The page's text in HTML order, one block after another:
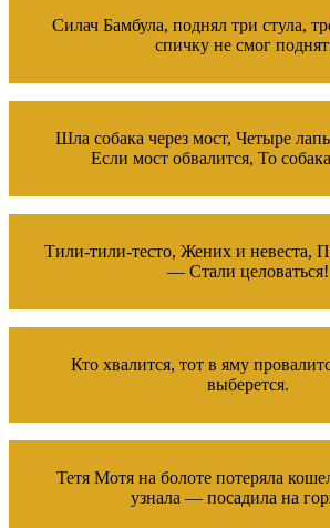
Силач Бамбула, поднял три стула,
спичку не смог
Шла собака через мост, Четыре
Если мост обвалится, То
Тили-тили-тесто, Жених и невеста,
— Стали целоваться!
Кто хвалится, тот в яму
выберется.
Тетя Мотя на болоте потеряла
узнала — посадила на